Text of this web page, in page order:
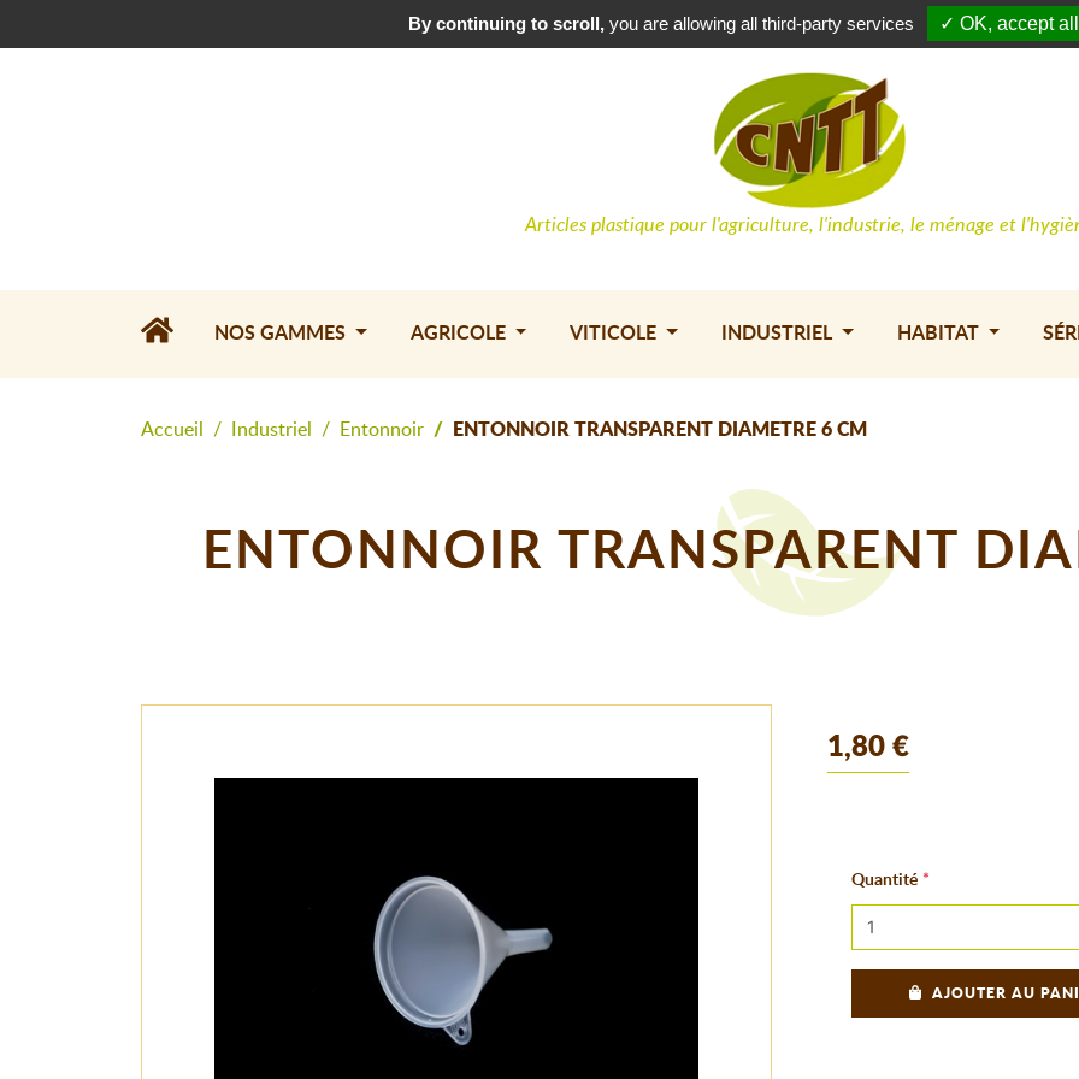
Contactez-nous
Articles plastique pour l'agriculture, l'industrie, le ménage et
NOS GAMMES AGRICOLE VITICOLE INDUSTRIEL HABITAT
Accueil Industriel Entonnoir ENTONNOIR TRANSPARENT DIAMETRE 6 CM
ENTONNOIR TRANSPARENT
1,80 €
Quantité
AJOUTER AU
By continuing to scroll,you are allowing all third-party services ✓ OK, accept all